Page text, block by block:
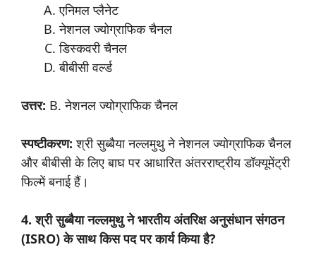
एनिमल प्लैनेट
नेशनल ज्योग्राफिक चैनल
डिस्कवरी चैनल
बीबीसी वर्ल्ड
उत्तर: B. नेशनल ज्योग्राफिक चैनल
स्पष्टीकरण:श्री सुब्बैया नल्लमुथु ने नेशनल ज्योग्राफिक चैनल
और बीबीसी के लिए बाघ पर आधारित अंतरराष्ट्रीय डॉक्यूमेंट्री
फिल्में बनाई हैं।
4. श्री सुब्बैया नल्लमुथु ने भारतीय अंतरिक्ष अनुसंधान संगठन
(ISRO)के साथ किस पद पर कार्य किया है?